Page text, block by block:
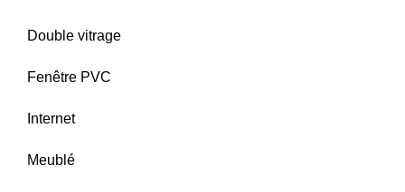
Double vitrage
Fenêtre PVC
Internet
Meublé